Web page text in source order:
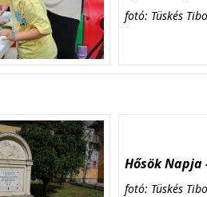
fotó: Tüskés
Hősök Napja
fotó: Tüskés